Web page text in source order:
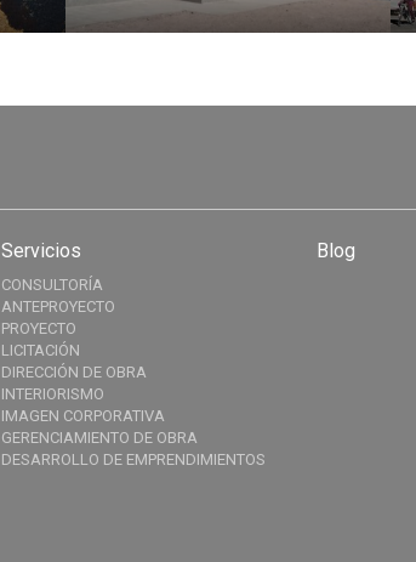
Servicios
CONSULTORÍA
ANTEPROYECTO
PROYECTO
LICITACIÓN
DIRECCIÓN DE OBRA
INTERIORISMO
IMAGEN CORPORATIVA
GERENCIAMIENTO DE OBRA
DESARROLLO DE EMPRENDIMIENTOS
Blog